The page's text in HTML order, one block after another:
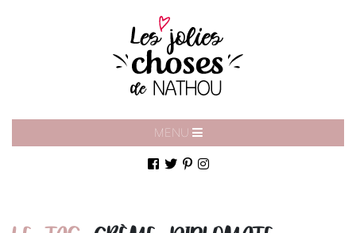
MENU